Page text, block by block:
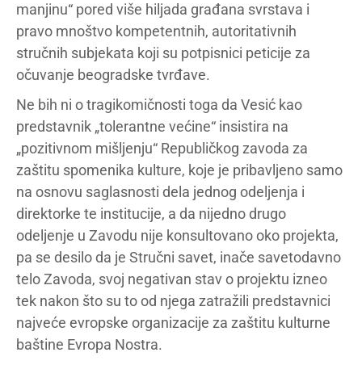
manjinu“ pored više hiljada građana svrstava i
pravo mnoštvo kompetentnih, autoritativnih
stručnih subjekata koji su potpisnici peticije za
očuvanje beogradske tvrđave.
Ne bih ni o tragikomičnosti toga da Vesić kao
predstavnik „tolerantne većine“ insistira na
„pozitivnom mišljenju“ Republičkog zavoda za
zaštitu spomenika kulture, koje je pribavljeno samo
na osnovu saglasnosti dela jednog odeljenja i
direktorke te institucije, a da nijedno drugo
odeljenje u Zavodu nije konsultovano oko projekta,
pa se desilo da je Stručni savet, inače savetodavno
telo Zavoda, svoj negativan stav o projektu izneo
tek nakon što su to od njega zatražili predstavnici
najveće evropske organizacije za zaštitu kulturne
baštine Evropa Nostra.